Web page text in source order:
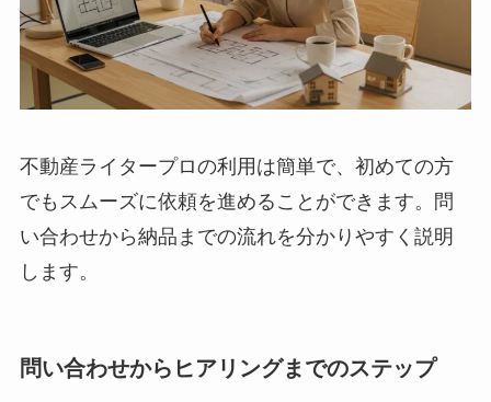
不動産ライタープロの利用は簡単で、初めての方
でもスムーズに依頼を進めることができます。問
い合わせから納品までの流れを分かりやすく説明
します。
問い合わせからヒアリングまでのステップ